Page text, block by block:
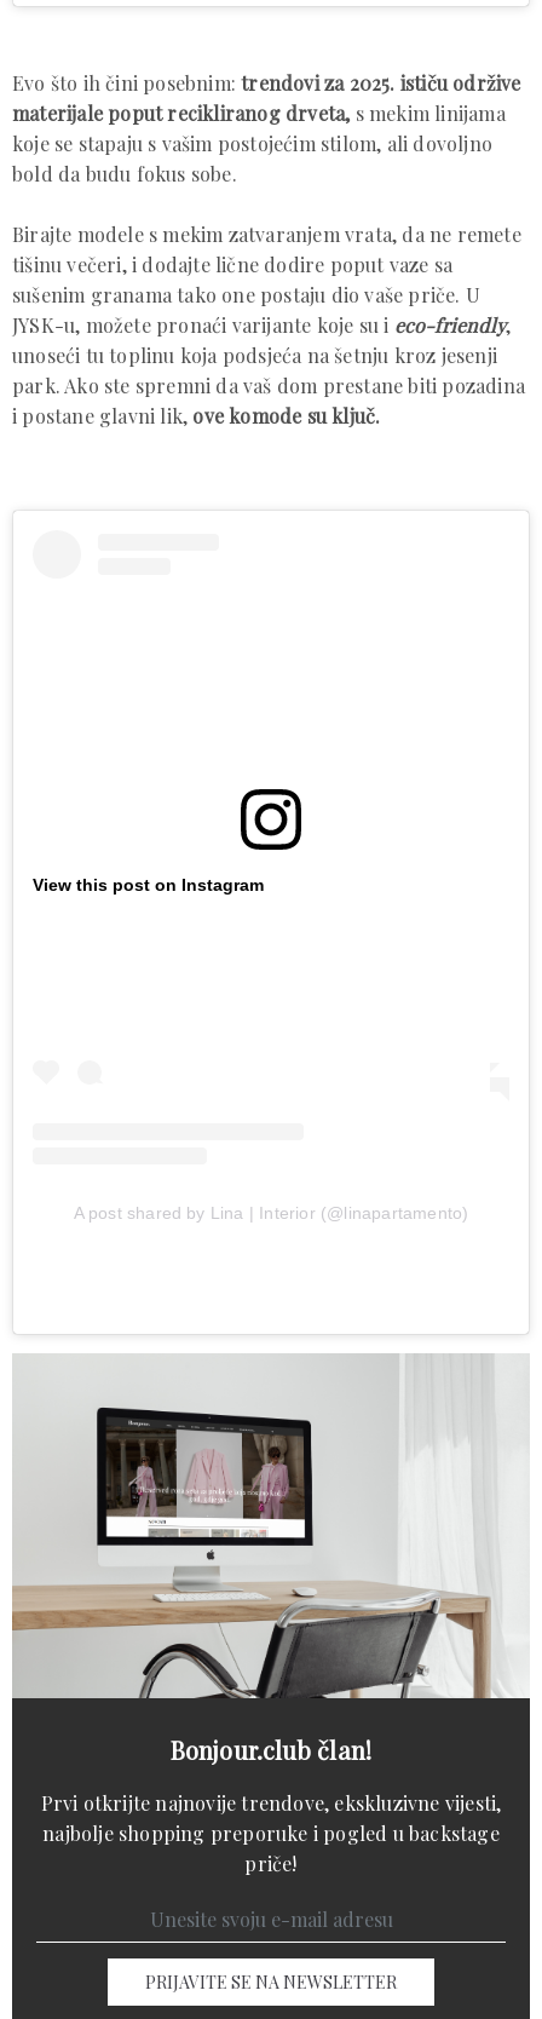
Evo što ih čini posebnim: trendovi za 2025. ističu održive
materijale poput recikliranog drveta, s mekim linijama
koje se stapaju s vašim postojećim stilom, ali dovoljno
bold da budu fokus sobe.
Birajte modele s mekim zatvaranjem vrata, da ne remete
tišinu večeri, i dodajte lične dodire poput vaze sa
sušenim granama tako one postaju dio vaše priče. U
JYSK-u, možete pronaći varijante koje su i eco-friendly,
unoseći tu toplinu koja podsjeća na šetnju kroz jesenji
park. Ako ste spremni da vaš dom prestane biti pozadina
i postane glavni lik, ove komode su ključ.
View this post on Instagram
A post shared by Lina | Interior (@linapartamento)
Bonjour.club član!
Prvi otkrijte najnovije trendove, ekskluzivne vijesti,
najbolje shopping preporuke i pogled u backstage
priče!
PRIJAVITE SE NA NEWSLETTER